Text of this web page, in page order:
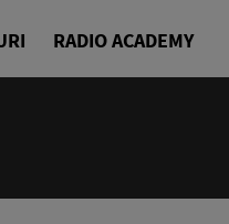
RADIO ACADEMY